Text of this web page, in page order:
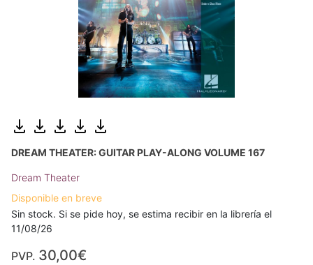
DREAM THEATER: GUITAR PLAY-ALONG VOLUME 167
Dream Theater
Disponible en breve
Sin stock. Si se pide hoy, se estima recibir en la librería el
11/08/26
PVP. 30,00€